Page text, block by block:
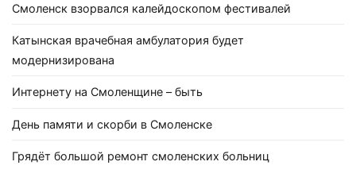
Смоленск взорвался калейдоскопом фестивалей
Катынская врачебная амбулатория будет
модернизирована
Интернету на Смоленщине – быть
День памяти и скорби в Смоленске
Грядёт большой ремонт смоленских больниц